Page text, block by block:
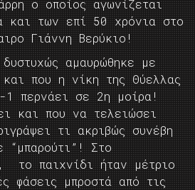
ο οποίος αγωνίζεται
και των επί 50 χρόνια στο
Γιάννη Βερύκιο!
αμαυρώθηκε με
που η νίκη της Θύελλας
1 περνάει σε 2η μοίρα!
και που να τελειώσει
τι ακριβώς συνέβη
“μπαρούτι”! Στο
το παιχνίδι ήταν μέτριο
φάσεις μπροστά από τις